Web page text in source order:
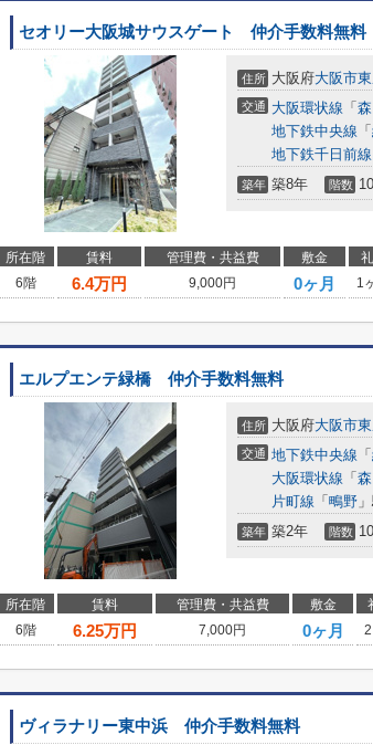
セオリー大阪城サウスゲート 仲介手数料無料
住所 大阪府大阪市
交通 大阪環状線 「
地下鉄中央線 「
地下鉄千日前線
築年 築8年 階数
所在階 賃料 管理費・共益費 敷金
6階
6.4万円 9,000円 0ヶ月 1
エルプエンテ緑橋 仲介手数料無料
住所 大阪府大阪市
交通 地下鉄中央線 「
大阪環状線 「
片町線 「 鴫野
築年 築2年 階数
所在階 賃料 管理費・共益費 敷金
6階
6.25万円 7,000円 0ヶ月
ヴィラナリー東中浜 仲介手数料無料